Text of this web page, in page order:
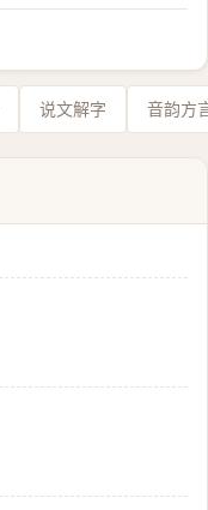
说文解字 音韵方